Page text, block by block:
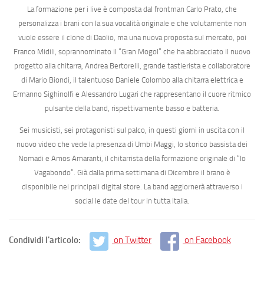
La formazione per i live è composta dal frontman Carlo Prato , che
personalizza i brani con la sua vocalità originale e che volutamente non
vuole essere il clone di Daolio, ma una nuova proposta sul mercato, poi
Franco Midili , soprannominato il “Gran Mogol” che ha abbracciato il nuovo
progetto alla chitarra, Andrea Bertorelli , grande tastierista e collaboratore
di Mario Biondi, il talentuoso Daniele Colombo alla chitarra elettrica e
Ermanno Sighinolfi e Alessandro Lugari che rappresentano il cuore ritmico
pulsante della band, rispettivamente basso e batteria.
Sei musicisti, sei protagonisti sul palco, in questi giorni in uscita con il
nuovo video che vede la presenza di Umbi Maggi , lo storico bassista dei
Nomadi e Amos Amaranti , il chitarrista della formazione originale di “Io
Vagabondo”. Già dalla prima settimana di Dicembre il brano è
disponibile nei principali digital store. La band aggiornerà attraverso i
social le date del tour in tutta Italia.
Condividi l'articolo: on Twitter on Facebook